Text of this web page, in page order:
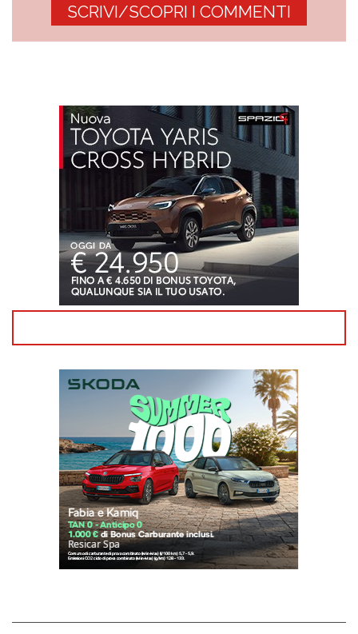
SCRIVI/SCOPRI I COMMENTI